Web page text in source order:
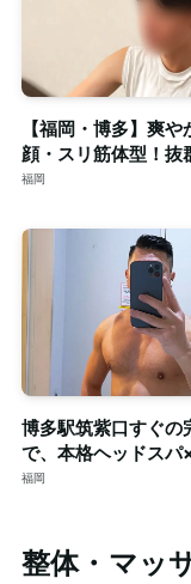
【福岡・博多】爽や
顔・スリ筋体型！抜
力も併せ持つイケメ
福岡
博多駅筑紫口すぐの
で、本格ヘッドスパ
マッサージ。ご予約
福岡
整体・マッ